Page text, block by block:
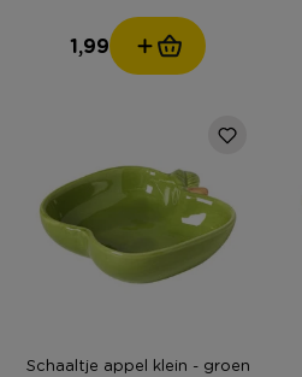
1,99
Schaaltje appel klein - groen